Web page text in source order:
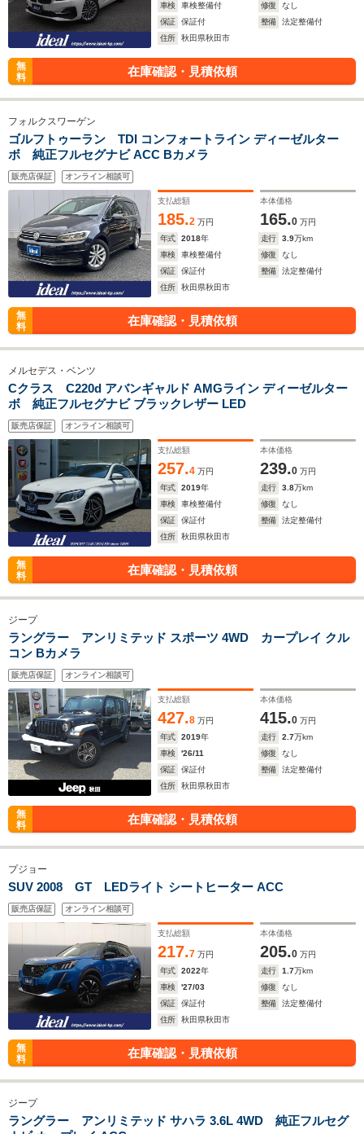
車検
車検整備付 修復
なし
保証
保証付 整備
法定整備付
住所
秋田県秋田市
無
料
在庫確認・見積依頼
フォルクスワーゲン
ゴルフトゥーラン TDI コンフォートライン ディーゼルター
ボ 純正フルセグナビ ACC Bカメラ
販売店保証 オンライン相談可
支払総額
185.2 万円
本体価格
165.0 万円
年式
2018年 走行 3.9万km
車検
車検整備付 修復
なし
保証
保証付 整備
法定整備付
住所
秋田県秋田市
無
料
在庫確認・見積依頼
メルセデス・ベンツ
Cクラス C220d アバンギャルド AMGライン ディーゼルター
ボ 純正フルセグナビ ブラックレザー LED
販売店保証 オンライン相談可
支払総額
257.4 万円
本体価格
239.0 万円
年式
2019年 走行 3.8万km
車検
車検整備付 修復
なし
保証
保証付 整備
法定整備付
住所
秋田県秋田市
無
料
在庫確認・見積依頼
ジープ
ラングラー アンリミテッド スポーツ 4WD カープレイ クル
コン Bカメラ
販売店保証 オンライン相談可
支払総額
427.8 万円
本体価格
415.0 万円
年式
2019年 走行 2.7万km
車検
'26/11 修復
なし
保証
保証付 整備
法定整備付
住所
秋田県秋田市
無
料
在庫確認・見積依頼
プジョー
SUV 2008 GT LEDライト シートヒーター ACC
販売店保証 オンライン相談可
支払総額
217.7 万円
本体価格
205.0 万円
年式
2022年 走行 1.7万km
車検
'27/03 修復
なし
保証
保証付 整備
法定整備付
住所
秋田県秋田市
無
料
在庫確認・見積依頼
ジープ
ラングラー アンリミテッド サハラ 3.6L 4WD 純正フルセグ